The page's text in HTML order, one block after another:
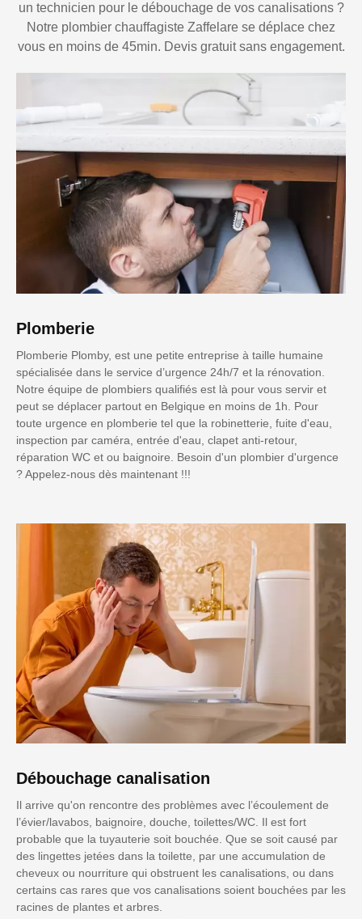
un technicien pour le débouchage de vos canalisations ?
Notre plombier chauffagiste Zaffelare se déplace chez
vous en moins de 45min. Devis gratuit sans engagement.
Plomberie
Plomberie Plomby, est une petite entreprise à taille humaine
spécialisée dans le service d’urgence 24h/7 et la rénovation.
Notre équipe de plombiers qualifiés est là pour vous servir et
peut se déplacer partout en Belgique en moins de 1h. Pour
toute urgence en plomberie tel que la robinetterie, fuite d'eau,
inspection par caméra, entrée d'eau, clapet anti-retour,
réparation WC et ou baignoire. Besoin d'un plombier d'urgence
? Appelez-nous dès maintenant !!!
Débouchage canalisation
Il arrive qu'on rencontre des problèmes avec l’écoulement de
l’évier/lavabos, baignoire, douche, toilettes/WC. Il est fort
probable que la tuyauterie soit bouchée. Que se soit causé par
des lingettes jetées dans la toilette, par une accumulation de
cheveux ou nourriture qui obstruent les canalisations, ou dans
certains cas rares que vos canalisations soient bouchées par les
racines de plantes et arbres.